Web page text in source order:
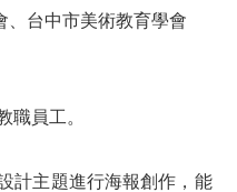
、台中市美術教育學會
職員工。
計主題進行海報創作，能